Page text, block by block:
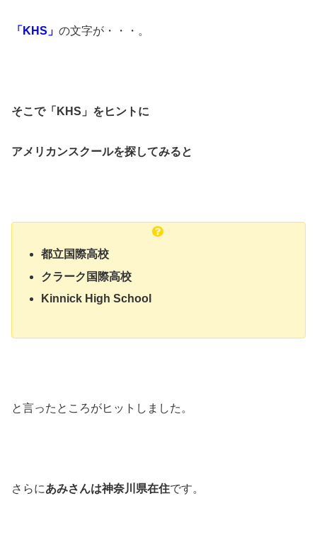
「KHS」 の文字が・・・。
そこで「KHS」をヒントに
アメリカンスクールを探してみると
都立国際高校
クラーク国際高校
Kinnick High School
と言ったところがヒットしました。
さらにあみさんは神奈川県在住です。